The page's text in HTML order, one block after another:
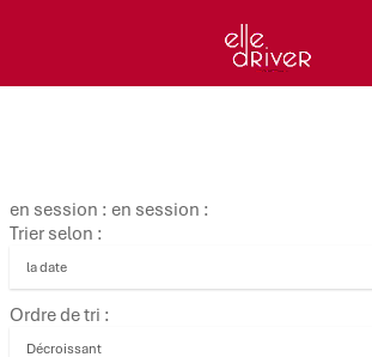
en session : en session :
Trier selon :
Ordre de tri :